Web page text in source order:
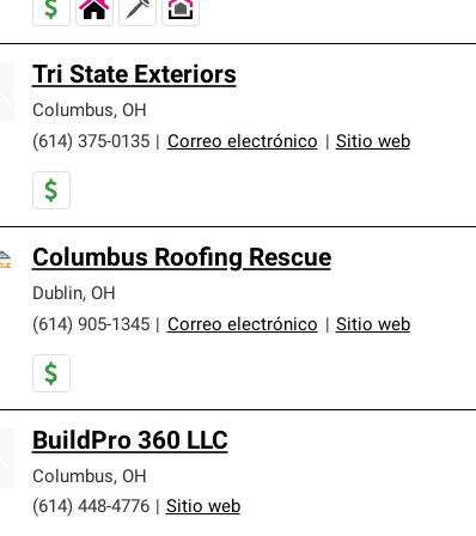
Tri State Exteriors
Columbus, OH
(614) 375-0135
Correo electrónico Sitio web
Columbus Roofing Rescue
Dublin, OH
(614) 905-1345
Correo electrónico Sitio web
BuildPro 360 LLC
Columbus, OH
(614) 448-4776
Sitio web